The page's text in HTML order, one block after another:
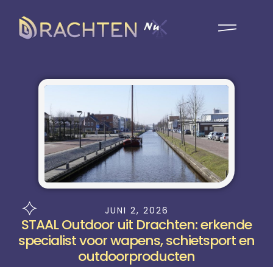
JUNI 2, 2026
STAAL Outdoor uit Drachten: erkende
specialist voor wapens, schietsport en
outdoorproducten